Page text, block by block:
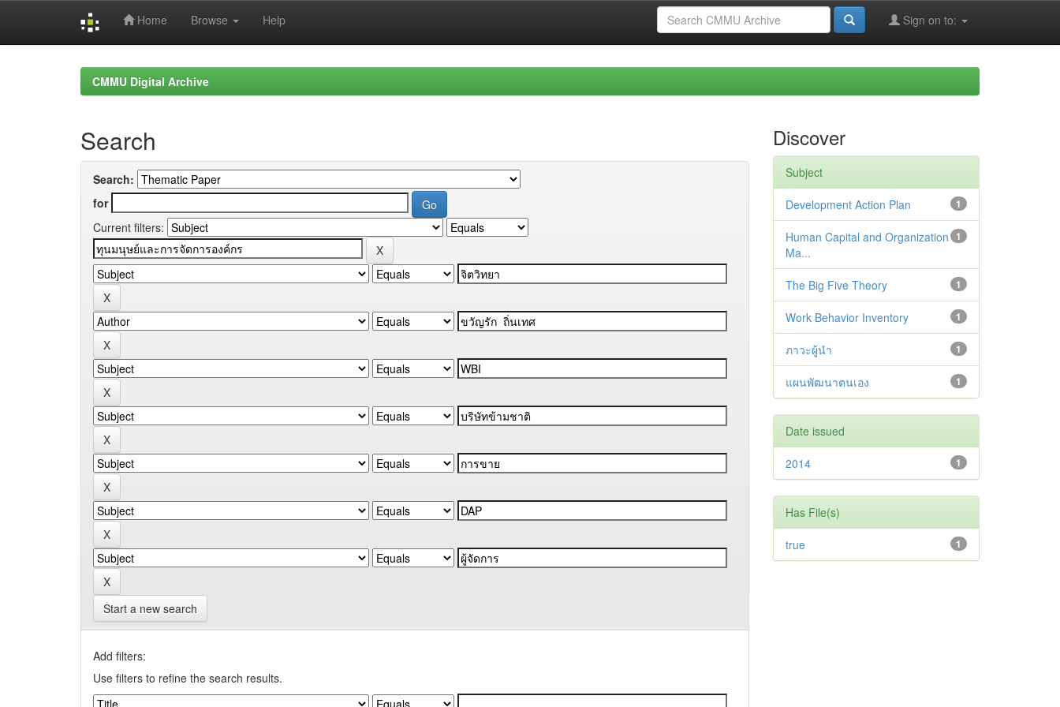
Home Browse Help Sign on to:
CMMU Digital Archive
Search
Search:
for
Current filters:
Start a new search
Add filters:
Use filters to refine the search results.
Discover
Subject
1
Development Action Plan
1
Human Capital and Organization
Ma...
1
The Big Five Theory
1
Work Behavior Inventory
1
ภาวะผู้นำ
1
แผนพัฒนาตนเอง
Date issued
1
2014
Has File(s)
1
true